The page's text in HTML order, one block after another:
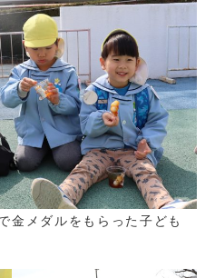
金メダルをもらった子ども